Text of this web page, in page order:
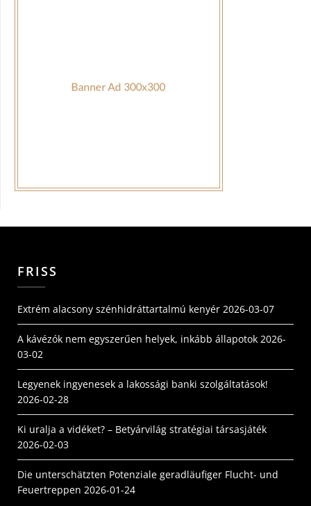
FRISS
Extrém alacsony szénhidráttartalmú kenyér 2026-03-07
A kávézók nem egyszerűen helyek, inkább állapotok 2026-
03-02
Legyenek ingyenesek a lakossági banki szolgáltatások!
2026-02-28
Ki uralja a vidéket? – Betyárvilág stratégiai társasjáték
2026-02-03
Die unterschätzten Potenziale geradläufiger Flucht- und
Feuertreppen 2026-01-24